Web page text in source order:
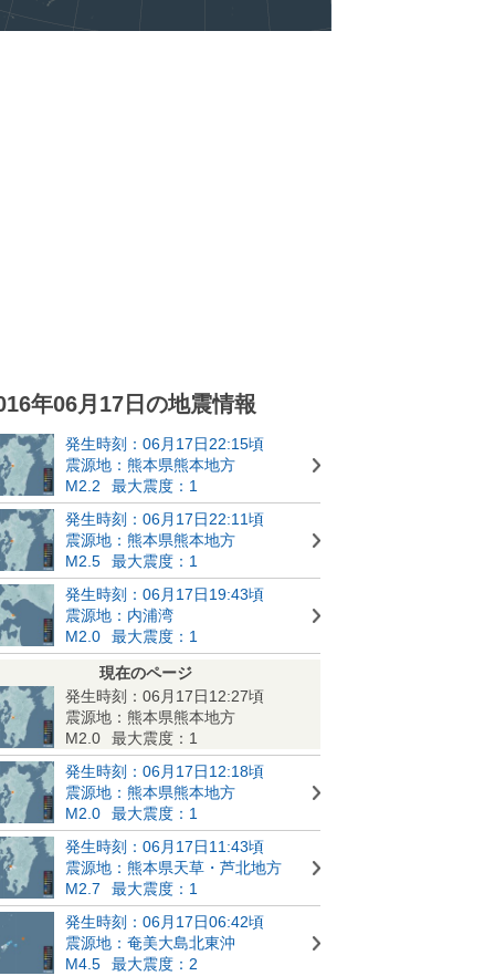
年06月17日の地震情報
発生時刻：06月17日22:15頃
震源地：熊本県熊本地方
M2.2
最大震度：1
発生時刻：06月17日22:11頃
震源地：熊本県熊本地方
M2.5
最大震度：1
発生時刻：06月17日19:43頃
震源地：内浦湾
M2.0
最大震度：1
現在のページ
発生時刻：06月17日12:27頃
震源地：熊本県熊本地方
M2.0
最大震度：1
発生時刻：06月17日12:18頃
震源地：熊本県熊本地方
M2.0
最大震度：1
発生時刻：06月17日11:43頃
震源地：熊本県天草・芦北地方
M2.7
最大震度：1
発生時刻：06月17日06:42頃
震源地：奄美大島北東沖
M4.5
最大震度：2